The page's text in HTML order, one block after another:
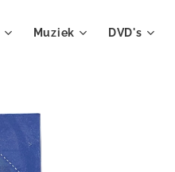
Muziek DVD's